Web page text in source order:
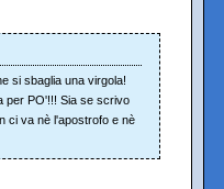
si sbaglia una virgola!
per PO'!!! Sia se scrivo
ci va nè l'apostrofo e nè